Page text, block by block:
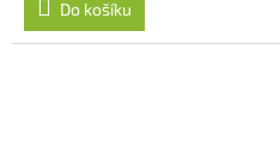
Do košíku